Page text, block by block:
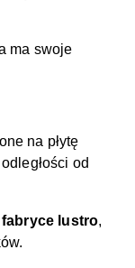
ma swoje
na płytę
od
lustro,